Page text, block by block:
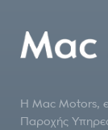
Η Mac Motors,
Παροχής